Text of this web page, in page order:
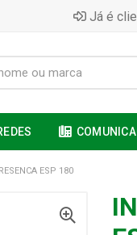
Já é
ESP 180